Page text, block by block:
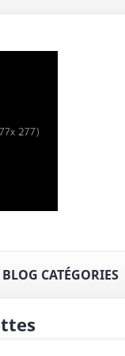
BLOG CATÉGORIES